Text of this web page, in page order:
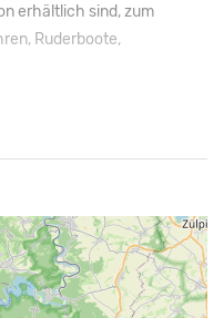
erhältlich sind, zum
Ruderboote,
Aachen, Bad
Schwammenauel,